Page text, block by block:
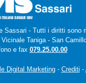
Sassari - Tutti i diritti sono
Taniga - San
e fax 079.25.00.00
Digital Marketing- Crediti -